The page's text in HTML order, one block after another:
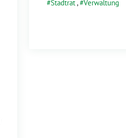
Stadtrat, Verwaltung